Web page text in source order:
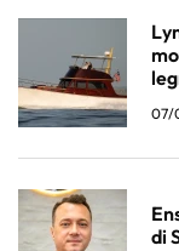
07/
di